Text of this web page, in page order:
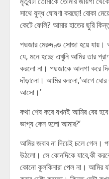
সাথে যুদ্ধ ঘোষণা করছো! বোকা
কেটে ফেলি? আমার হাতের ছুরি
পদ্মজার মেরুদণ্ড সোজা হয়ে যায়।
যে, মনে হচ্ছে এখুনি আমির তার
করলো না। পদ্মজাকে আলগা করে
দাঁড়ালো। আমির বললো,’আগে ঘোর
আসো।’
কথা শেষ করে যখনই আমির বের
ভাগ্য কেন হলো আমার?’
আমির জবাব না দিয়েই চলে গেল।
উঠলো। সে কোনদিকে যাবে,কী
কোনো কূলকিনারা পেল না। আমির